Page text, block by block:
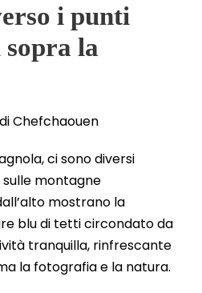
i punti
la
ci sono diversi
montagne
mostrano la
blu di tetti circondato da
tranquilla, rinfrescante
la fotografia e la natura.